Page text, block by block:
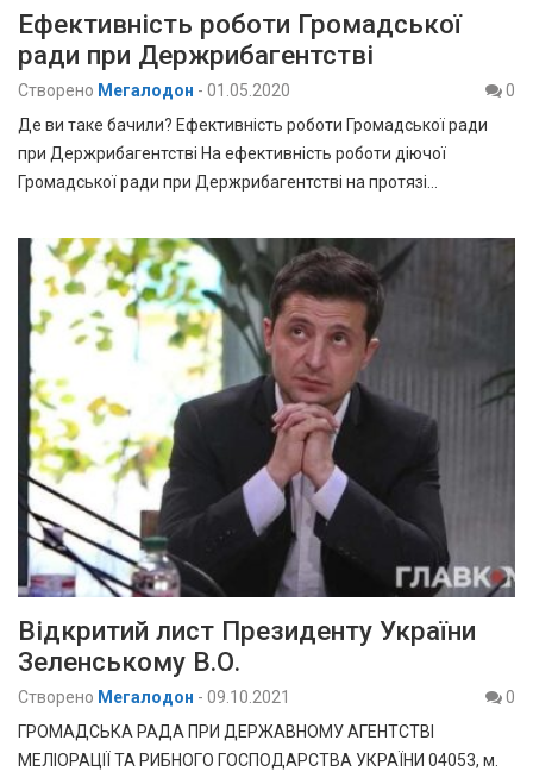
Ефективність роботи Громадської
ради при Держрибагентстві
Створено Мегалодон - 01.05.2020
0
Де ви таке бачили? Ефективність роботи Громадської ради
при Держрибагентстві На ефективність роботи діючої
Громадської ради при Держрибагентстві на протязі…
Відкритий лист Президенту України
Зеленському В.О.
Створено Мегалодон - 09.10.2021
0
ГРОМАДСЬКА РАДА ПРИ ДЕРЖАВНОМУ АГЕНТСТВІ
МЕЛІОРАЦІЇ ТА РИБНОГО ГОСПОДАРСТВА УКРАЇНИ 04053, м.